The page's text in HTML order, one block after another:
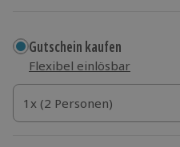
Gutschein kaufen
Flexibel einlösbar
1x (2 Personen)
1x (2 Personen)
1x (2 Personen)